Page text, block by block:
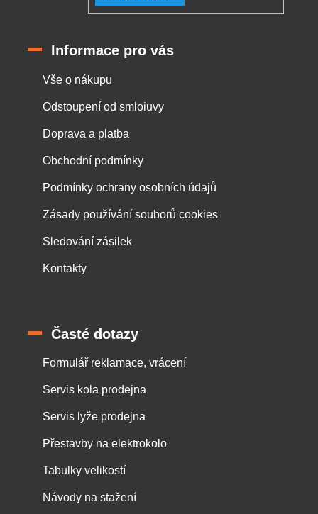
Informace pro vás
Vše o nákupu
Odstoupení od smloiuvy
Doprava a platba
Obchodní podmínky
Podmínky ochrany osobních údajů
Zásady používání souborů cookies
Sledování zásilek
Kontakty
Časté dotazy
Formulář reklamace, vrácení
Servis kola prodejna
Servis lyže prodejna
Přestavby na elektrokolo
Tabulky velikostí
Návody na stažení